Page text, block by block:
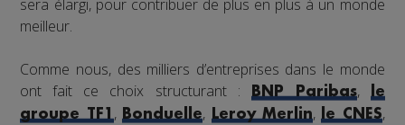
sera élargi, pour contribuer de plus en plus à un monde
meilleur.
Comme nous, des milliers d’entreprises dans le monde
ont fait ce choix structurant :
BNP Paribas,
le
groupe TF1,Bonduelle, Leroy Merlin,le CNES,